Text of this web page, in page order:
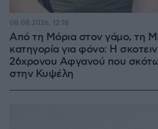
Από τη Μόρια στον γάμο, τη
κατηγορία για φόνο: Η
26χρονου Αφγανού που
στην Κυψέλη
08.08.2026, 12:18